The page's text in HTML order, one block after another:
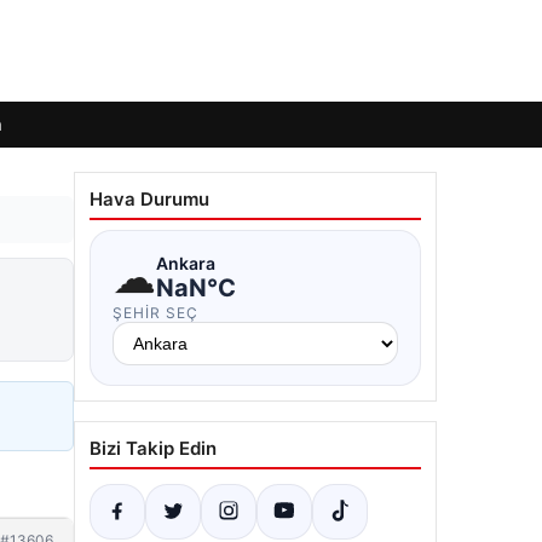
Hava Durumu
☁Ankara
NaN°C
ŞEHIR SEÇ
Bizi Takip Edin